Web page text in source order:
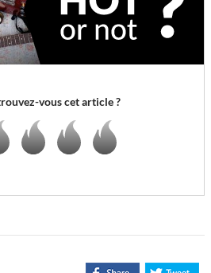
vous cet article ?